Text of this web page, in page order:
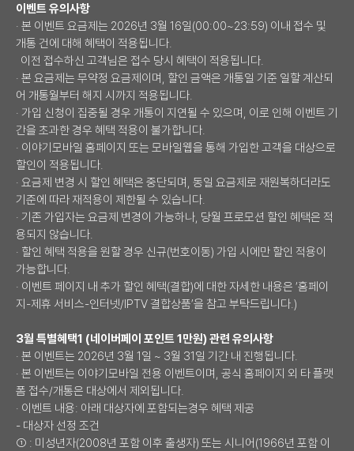
이벤트 유의사항
· 본 이벤트 요금제는 2026년 3월 16일(00:00~23:59) 이내 접수 및
개통 건에 대해 혜택이 적용됩니다.
이전 접수하신 고객님은 접수 당시 혜택이 적용됩니다.
· 본 요금제는 무약정 요금제이며, 할인 금액은 개통일 기준 일할 계산되
어 개통월부터 해지 시까지 적용됩니다.
· 가입 신청이 집중될 경우 개통이 지연될 수 있으며, 이로 인해 이벤트 기
간을 초과한 경우 혜택 적용이 불가합니다.
· 이야기모바일 홈페이지 또는 모바일웹을 통해 가입한 고객을 대상으로
할인이 적용됩니다.
· 요금제 변경 시 할인 혜택은 중단되며, 동일 요금제로 재원복하더라도
기준에 따라 재적용이 제한될 수 있습니다.
· 기존 가입자는 요금제 변경이 가능하나, 당월 프로모션 할인 혜택은 적
용되지 않습니다.
· 할인 혜택 적용을 원할 경우 신규(번호이동) 가입 시에만 할인 적용이
가능합니다.
· 이벤트 페이지 내 추가 할인 혜택(결합)에 대한 자세한 내용은 ‘홈페이
지-제휴 서비스-인터넷/IPTV 결합상품’을 참고 부탁드립니다.)
3월 특별혜택1 (네이버페이 포인트 1만원) 관련 유의사항
· 본 이벤트는 2026년 3월 1일 ~ 3월 31일 기간 내 진행됩니다.
· 본 이벤트는 이야기모바일 전용 이벤트이며, 공식 홈페이지 외 타 플랫
폼 접수/개통은 대상에서 제외됩니다.
· 이벤트 내용: 아래 대상자에 포함되는경우 혜택 제공
- 대상자 선정 조건
① : 미성년자(2008년 포함 이후 출생자) 또는 시니어(1966년 포함 이